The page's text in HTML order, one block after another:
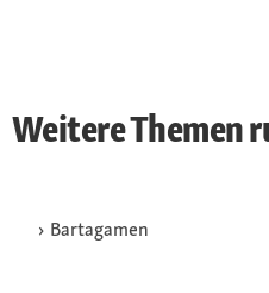
Weitere Themen
Bartagamen